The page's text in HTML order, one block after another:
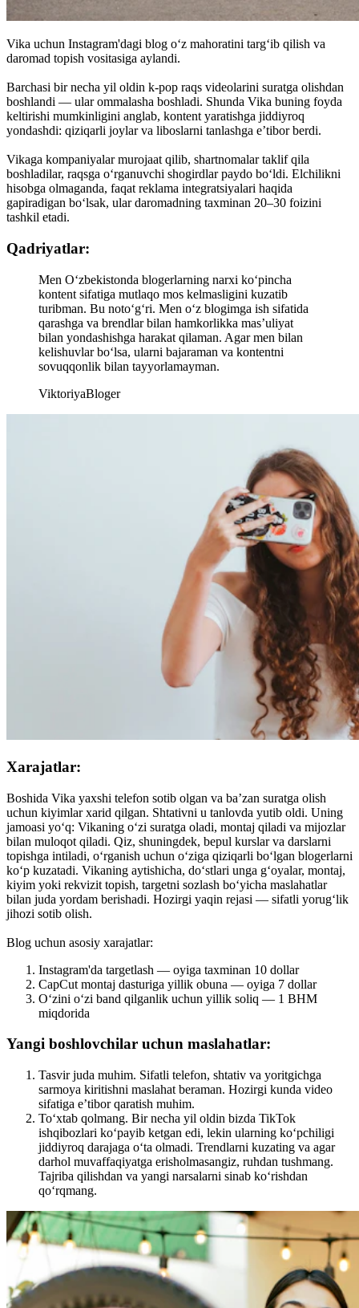
Vika uchun Instagram'dagi blog o‘z mahoratini targ‘ib qilish va
daromad topish vositasiga aylandi.
Barchasi bir necha yil oldin k-pop raqs videolarini suratga olishdan
boshlandi — ular ommalasha boshladi. Shunda Vika buning foyda
keltirishi mumkinligini anglab, kontent yaratishga jiddiyroq
yondashdi: qiziqarli joylar va liboslarni tanlashga e’tibor berdi.
Vikaga kompaniyalar murojaat qilib, shartnomalar taklif qila
boshladilar, raqsga o‘rganuvchi shogirdlar paydo bo‘ldi. Elchilikni
hisobga olmaganda, faqat reklama integratsiyalari haqida
gapiradigan bo‘lsak, ular daromadning taxminan 20–30 foizini
tashkil etadi.
Qadriyatlar:
Men O‘zbekistonda blogerlarning narxi ko‘pincha
kontent sifatiga mutlaqo mos kelmasligini kuzatib
turibman. Bu noto‘g‘ri. Men o‘z blogimga ish sifatida
qarashga va brendlar bilan hamkorlikka mas’uliyat
bilan yondashishga harakat qilaman. Agar men bilan
kelishuvlar bo‘lsa, ularni bajaraman va kontentni
sovuqqonlik bilan tayyorlamayman.
ViktoriyaBloger
Xarajatlar:
Boshida Vika yaxshi telefon sotib olgan va ba’zan suratga olish
uchun kiyimlar xarid qilgan. Shtativni u tanlovda yutib oldi. Uning
jamoasi yo‘q: Vikaning o‘zi suratga oladi, montaj qiladi va mijozlar
bilan muloqot qiladi. Qiz, shuningdek, bepul kurslar va darslarni
topishga intiladi, o‘rganish uchun o‘ziga qiziqarli bo‘lgan blogerlarni
ko‘p kuzatadi. Vikaning aytishicha, do‘stlari unga g‘oyalar, montaj,
kiyim yoki rekvizit topish, targetni sozlash bo‘yicha maslahatlar
bilan juda yordam berishadi. Hozirgi yaqin rejasi — sifatli yorug‘lik
jihozi sotib olish.
Blog uchun asosiy xarajatlar:
Instagram'da targetlash — oyiga taxminan 10 dollar
CapCut montaj dasturiga yillik obuna — oyiga 7 dollar
O‘zini o‘zi band qilganlik uchun yillik soliq — 1 BHM
miqdorida
Yangi boshlovchilar uchun maslahatlar:
Tasvir juda muhim. Sifatli telefon, shtativ va yoritgichga
sarmoya kiritishni maslahat beraman. Hozirgi kunda video
sifatiga e’tibor qaratish muhim.
To‘xtab qolmang. Bir necha yil oldin bizda TikTok
ishqibozlari ko‘payib ketgan edi, lekin ularning ko‘pchiligi
jiddiyroq darajaga o‘ta olmadi. Trendlarni kuzating va agar
darhol muvaffaqiyatga erisholmasangiz, ruhdan tushmang.
Tajriba qilishdan va yangi narsalarni sinab ko‘rishdan
qo‘rqmang.